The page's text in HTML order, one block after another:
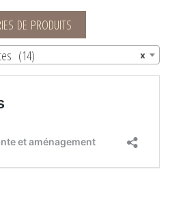
DE PRODUITS
×
(14)